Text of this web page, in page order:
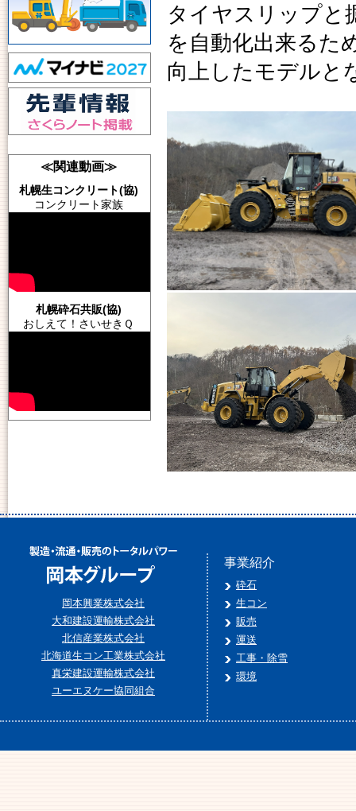
≪関連動画≫
札幌生コンクリート(協)
コンクリート家族
札幌砕石共販(協)
おしえて！さいせきＱ
タイヤスリップと
を自動化出来るた
向上したモデルと
岡本興業株式会社
大和建設運輸株式会社
北信産業株式会社
北海道生コン工業株式会社
真栄建設運輸株式会社
ユーエヌケー協同組合
事業紹介
砕石
生コン
販売
運送
工事・除雪
環境